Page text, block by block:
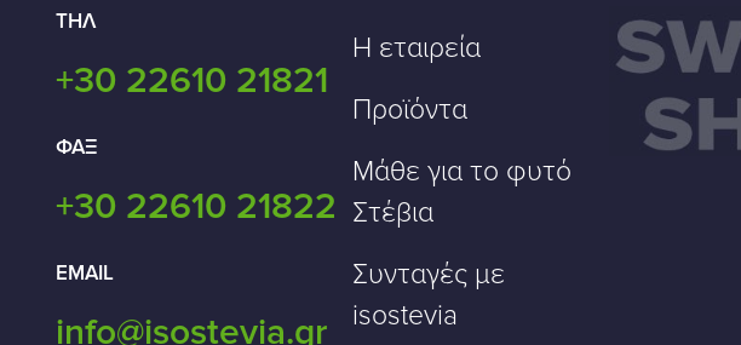
ΤΗΛ
+30 22610 21821
ΦΑΞ
+30 22610 21822
EMAIL
info@isostevia.gr
Η εταιρεία
Προϊόντα
Μάθε για το φυτό
Στέβια
Συνταγές με
isostevia